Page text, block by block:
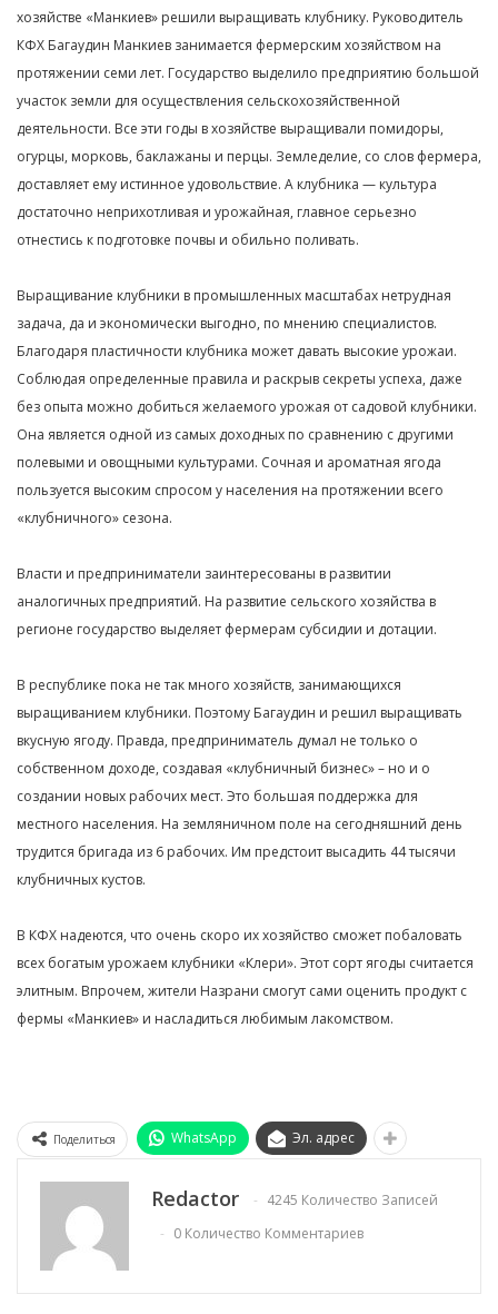
хозяйстве «Манкиев» решили выращивать клубнику. Руководитель
КФХ Багаудин Манкиев занимается фермерским хозяйством на
протяжении семи лет. Государство выделило предприятию большой
участок земли для осуществления сельскохозяйственной
деятельности. Все эти годы в хозяйстве выращивали помидоры,
огурцы, морковь, баклажаны и перцы. Земледелие, со слов фермера,
доставляет ему истинное удовольствие. А клубника — культура
достаточно неприхотливая и урожайная, главное серьезно
отнестись к подготовке почвы и обильно поливать.
Выращивание клубники в промышленных масштабах нетрудная
задача, да и экономически выгодно, по мнению специалистов.
Благодаря пластичности клубника может давать высокие урожаи.
Соблюдая определенные правила и раскрыв секреты успеха, даже
без опыта можно добиться желаемого урожая от садовой клубники.
Она является одной из самых доходных по сравнению с другими
полевыми и овощными культурами. Сочная и ароматная ягода
пользуется высоким спросом у населения на протяжении всего
«клубничного» сезона.
Власти и предприниматели заинтересованы в развитии
аналогичных предприятий. На развитие сельского хозяйства в
регионе государство выделяет фермерам субсидии и дотации.
В республике пока не так много хозяйств, занимающихся
выращиванием клубники. Поэтому Багаудин и решил выращивать
вкусную ягоду. Правда, предприниматель думал не только о
собственном доходе, создавая «клубничный бизнес» – но и о
создании новых рабочих мест. Это большая поддержка для
местного населения. На земляничном поле на сегодняшний день
трудится бригада из 6 рабочих. Им предстоит высадить 44 тысячи
клубничных кустов.
В КФХ надеются, что очень скоро их хозяйство сможет побаловать
всех богатым урожаем клубники «Клери». Этот сорт ягоды считается
элитным. Впрочем, жители Назрани смогут сами оценить продукт с
фермы «Манкиев» и насладиться любимым лакомством.
Поделиться WhatsApp Эл. адрес
Redactor
4245 Количество Записей
0 Количество Комментариев